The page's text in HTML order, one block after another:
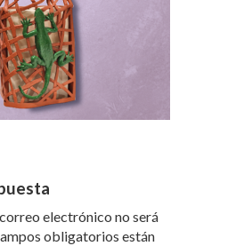
electrónico no será
obligatorios están